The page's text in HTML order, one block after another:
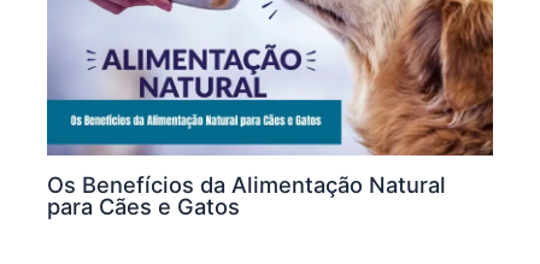
Os Benefícios da Alimentação Natural
para Cães e Gatos